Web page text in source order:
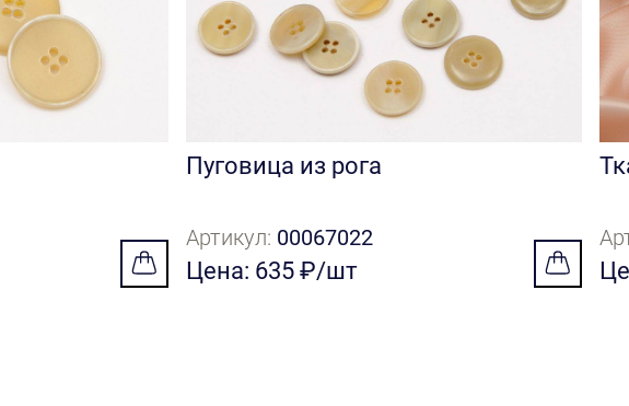
Пуговица из рога
Артикул: 00067022
Цена: 635 ₽/шт